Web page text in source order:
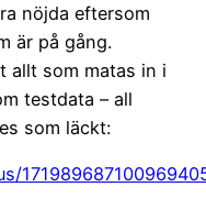
nöjda eftersom
är på gång.
allt som matas in i
testdata – all
som läckt: